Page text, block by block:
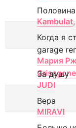
Половина
Kambulat,
Когда я
garage
Мария
Grisagone
За душу
JUDI
Вера
MIRAVI